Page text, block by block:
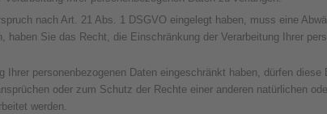
nach Art. 21 Abs. 1 DSGVO eingelegt haben, muss eine
haben Sie das Recht, die Einschränkung der Verarbeitung Ihrer
Ihrer personenbezogenen Daten eingeschränkt haben, dürfen
oder zum Schutz der Rechte einer anderen natürlichen
werden.